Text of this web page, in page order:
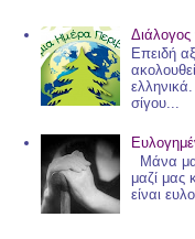
Διάλογος
Επειδή
σίγου...
Μάνα
μαζί μας
είναι